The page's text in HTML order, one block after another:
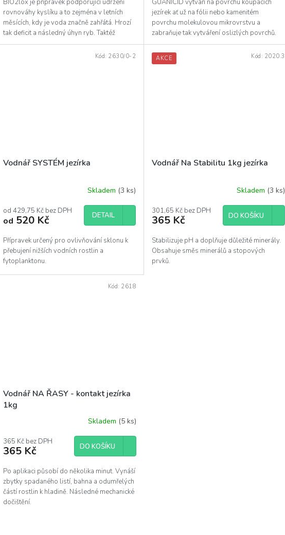
BIO2lox je přípravek podporující udržení
rovnováhy kyslíku a to zejména v letních
měsících, kdy je voda značně zahřátá. Hrozí
tak deficit a následný úhyn ryb. Taktéž
projasňuje...
GUANICID vytváří na povrchu koupacích
jezírek ať už na fólii nebo kamenitém
povrchu molekulovou mikrovrstvu a
zabraňuje tak vytváření oslizlých povrchů.
(pozn. není určeno pro...
Vodnář SYSTÉM jezírka
Skladem (3 ks)
od 429,75 Kč bez DPH
od 520 Kč DETAIL
Přípravek určený pro ovlivňování sklonu k
přebujení nižších vodních rostlin a
fytoplanktonu.
Kód: 2630/0-2 AKCE
Vodnář Na Stabilitu 1kg jezírka
Skladem (3 ks)
301,65 Kč bez DPH
365 Kč DO KOŠÍKU
Stabilizuje pH a doplňuje důležité minerály.
Obsahuje směs minerálů a stopových
prvků.
Kód: 2020.3
Vodnář NA ŘASY - kontakt jezírka
1kg
Skladem (5 ks)
365 Kč bez DPH
365 Kč DO KOŠÍKU
Po aplikaci působí do několika minut. Vynáší
zbytky spadaného listí, bahna a odumřelých
částí rostlin k hladině. Následné mechanické
dočištění.
Kód: 2618